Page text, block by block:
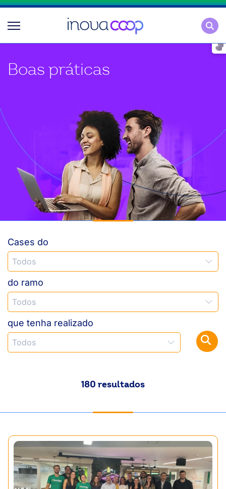
Boas práticas
Cases do
do ramo
que tenha realizado
180 resultados